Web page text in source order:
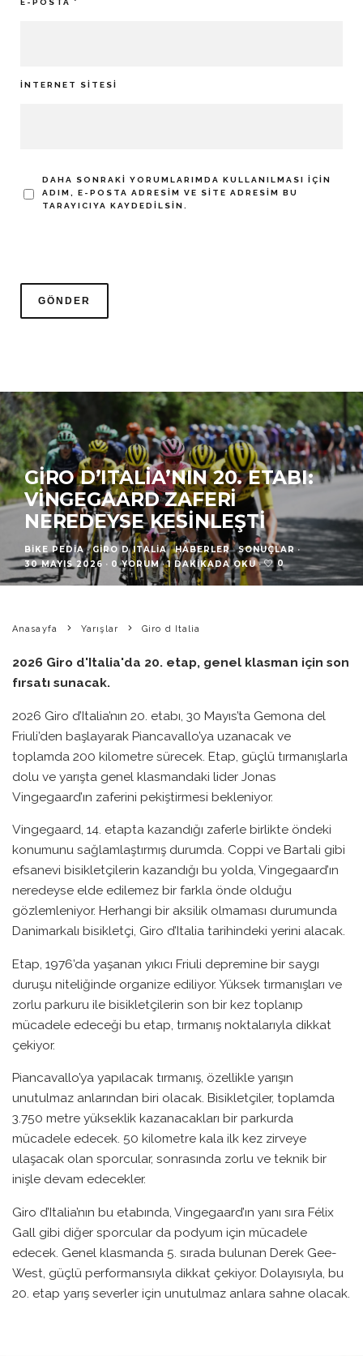
E-POSTA *
İNTERNET SITESI
DAHA SONRAKI YORUMLARIMDA KULLANILMASI IÇIN
ADIM, E-POSTA ADRESIM VE SITE ADRESIM BU
TARAYICIYA KAYDEDILSIN.
GIRO D’ITALIA’NIN 20. ETABI:
VINGEGAARD ZAFERI
NEREDEYSE KESINLEŞTI
BIKE PEDIA · GIRO D ITALIA HABERLER SONUÇLAR ·
30 MAYIS 2026 · 0 YORUM · 1 DAKIKADA OKU · 0
Anasayfa Yarışlar Giro d Italia
2026 Giro d'Italia'da 20. etap, genel klasman için son
fırsatı sunacak.
2026 Giro d’Italia’nın 20. etabı, 30 Mayıs’ta Gemona del
Friuli’den başlayarak Piancavallo’ya uzanacak ve
toplamda 200 kilometre sürecek. Etap, güçlü tırmanışlarla
dolu ve yarışta genel klasmandaki lider Jonas
Vingegaard’ın zaferini pekiştirmesi bekleniyor.
Vingegaard, 14. etapta kazandığı zaferle birlikte öndeki
konumunu sağlamlaştırmış durumda. Coppi ve Bartali gibi
efsanevi bisikletçilerin kazandığı bu yolda, Vingegaard’ın
neredeyse elde edilemez bir farkla önde olduğu
gözlemleniyor. Herhangi bir aksilik olmaması durumunda
Danimarkalı bisikletçi, Giro d’Italia tarihindeki yerini alacak.
Etap, 1976’da yaşanan yıkıcı Friuli depremine bir saygı
duruşu niteliğinde organize ediliyor. Yüksek tırmanışları ve
zorlu parkuru ile bisikletçilerin son bir kez toplanıp
mücadele edeceği bu etap, tırmanış noktalarıyla dikkat
çekiyor.
Piancavallo’ya yapılacak tırmanış, özellikle yarışın
unutulmaz anlarından biri olacak. Bisikletçiler, toplamda
3.750 metre yükseklik kazanacakları bir parkurda
mücadele edecek. 50 kilometre kala ilk kez zirveye
ulaşacak olan sporcular, sonrasında zorlu ve teknik bir
inişle devam edecekler.
Giro d’Italia’nın bu etabında, Vingegaard’ın yanı sıra Félix
Gall gibi diğer sporcular da podyum için mücadele
edecek. Genel klasmanda 5. sırada bulunan Derek Gee-
West, güçlü performansıyla dikkat çekiyor. Dolayısıyla, bu
20. etap yarış severler için unutulmaz anlara sahne olacak.